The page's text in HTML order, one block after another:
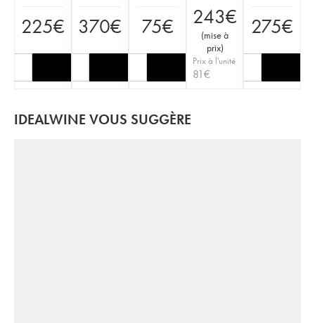
225€ 370€ 75€ 243€
(mise à
prix)
Prix à l'unité
81€
275€
IDEALWINE VOUS SUGGÈRE